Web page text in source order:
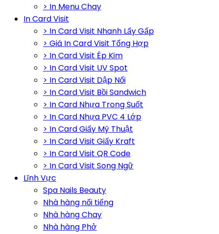
> In Menu Chay
In Card Visit
> In Card Visit Nhanh Lấy Gấp
> Giá In Card Visit Tổng Hợp
> In Card Visit Ép Kim
> In Card Visit UV Spot
> In Card Visit Dập Nổi
> In Card Visit Bồi Sandwich
> In Card Nhựa Trong Suốt
> In Card Nhựa PVC 4 Lớp
> In Card Giấy Mỹ Thuật
> In Card Visit Giấy Kraft
> In Card Visit QR Code
> In Card Visit Song Ngữ
Lĩnh Vực
Spa Nails Beauty
Nhà hàng nổi tiếng
Nhà hàng Chay
Nhà hàng Phở